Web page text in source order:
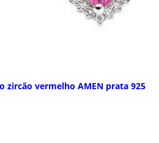
zircão vermelho AMEN prata 925